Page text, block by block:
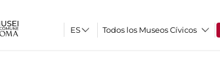
Todos los Museos Cívicos